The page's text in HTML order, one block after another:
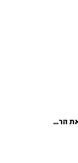
זואי קרביץ בשיא שלה: משולש האהבה עם הארי סטיילס ואוסטין באטלר מסעיר את הרשת